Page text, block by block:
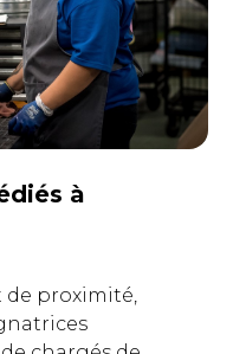
à
de proximité,